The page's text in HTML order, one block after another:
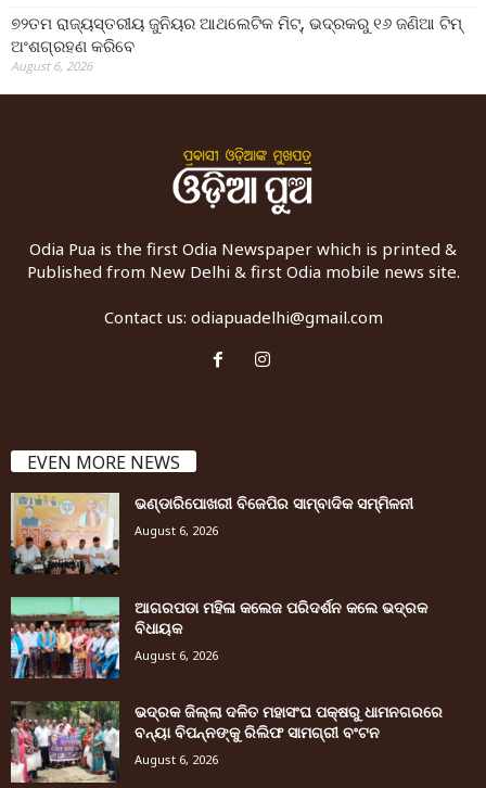
୭୨ତମ ରାଜ୍ୟସ୍ତରୀୟ ଜୁନିୟର ଆଥଲେଟିକ ମିଟ୍‌, ଭଦ୍ରକରୁ ୧୬ ଜଣିଆ ଟିମ୍
ଅଂଶଗ୍ରହଣ କରିବେ
August 6, 2026
Odia Pua is the first Odia Newspaper which is printed &
Published from New Delhi & first Odia mobile news site.
Contact us: odiapuadelhi@gmail.com
EVEN MORE NEWS
ଭଣ୍ଡାରିପୋଖରୀ ବିଜେପିର ସାମ୍ବାଦିକ ସମ୍ମିଳନୀ
August 6, 2026
ଆଗରପଡା ମହିଳା କଲେଜ ପରିଦର୍ଶନ କଲେ ଭଦ୍ରକ
ବିଧାୟକ
August 6, 2026
ଭଦ୍ରକ ଜିଲ୍ଲା ଦଳିତ ମହାସଂଘ ପକ୍ଷରୁ ଧାମନଗରରେ
ବନ୍ୟା ବିପନ୍ନଙ୍କୁ ରିଲିଫ ସାମଗ୍ରୀ ବଂଟନ
August 6, 2026